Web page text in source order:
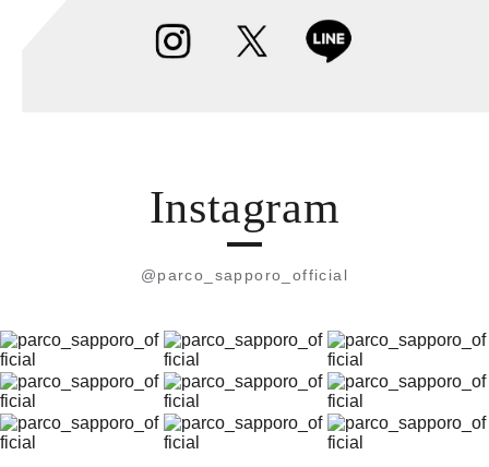
Instagram
@parco_sapporo_official